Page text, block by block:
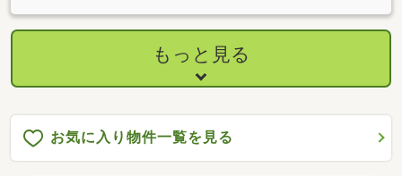
もっと見る
お気に入り物件一覧を見る